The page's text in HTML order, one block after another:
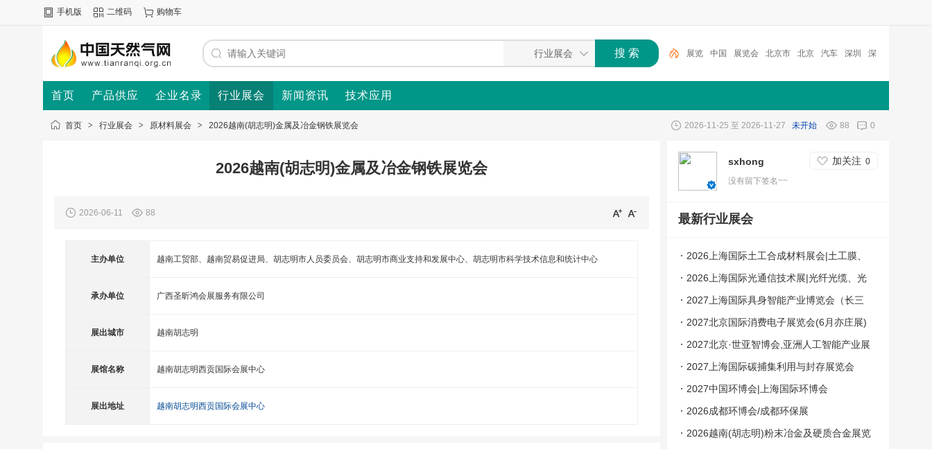
手机版 二维码 购物车
展览 中国 展览会 北京市 北京 汽车 深圳 深
圳市 广州 上海
首页 产品供应 企业名录 行业展会 新闻资讯 技术应用
2026-11-25 至 2026-11-27 未开始 88 0
首页 > 行业展会 > 原材料展会 > 2026越南(胡志明)金属及冶金钢铁展览会
2026越南(胡志明)金属及冶金钢铁展览会
2026-06-11 88
主办单位 越南工贸部、越南贸易促进局、胡志明市人员委员会、胡志明市商业支持和发展中心、胡志明市科学技术信息和统计中心
承办单位 广西圣昕鸿会展服务有限公司
展出城市 越南胡志明
展馆名称 越南胡志明西贡国际会展中心
展出地址 越南胡志明西贡国际会展中心
sxhong 加关注 0
没有留下签名~~
最新行业展会
2026上海国际土工合成材料展会|土工膜、
土工布展|土工合成材料仪器、设备展览会
2026上海国际光通信技术展|光纤光缆、光
模块展|光通信设备展览会
2027上海国际具身智能产业博览会（长三
角具身智能展）
2027北京国际消费电子展览会(6月亦庄展)
2027北京·世亚智博会,亚洲人工智能产业展
览会（6月亦庄展）
2027上海国际碳捕集利用与封存展览会
2027中国环博会|上海国际环博会
2026成都环博会/成都环保展
2026越南(胡志明)粉末冶金及硬质合金展览